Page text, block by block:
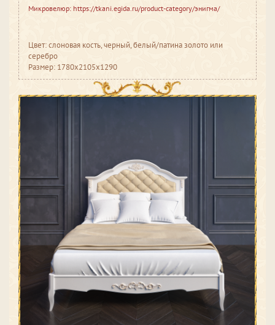
Микровелюр: https://tkani.egida.ru/product-category/энигма/
Цвет: слоновая кость, черный, белый/патина золото или
серебро
Размер: 1780x2105x1290